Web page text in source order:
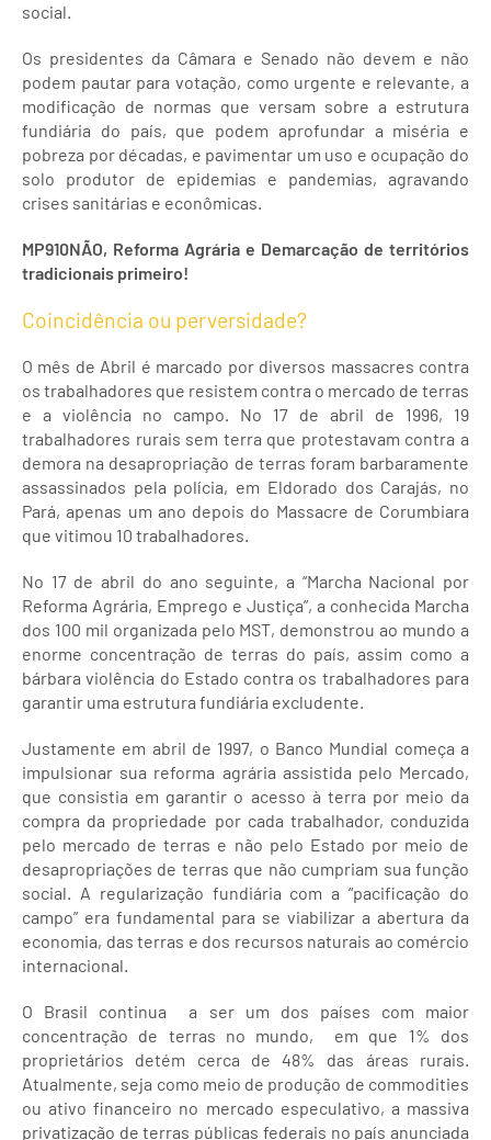
social.
Os presidentes da Câmara e Senado não devem e não
podem pautar para votação, como urgente e relevante, a
modificação de normas que versam sobre a estrutura
fundiária do país, que podem aprofundar a miséria e
pobreza por décadas, e pavimentar um uso e ocupação do
solo produtor de epidemias e pandemias, agravando
crises sanitárias e econômicas.
MP910NÃO, Reforma Agrária e Demarcação de territórios
tradicionais primeiro!
Coincidência ou perversidade?
O mês de Abril é marcado por diversos massacres contra
os trabalhadores que resistem contra o mercado de terras
e a violência no campo. No 17 de abril de 1996, 19
trabalhadores rurais sem terra que protestavam contra a
demora na desapropriação de terras foram barbaramente
assassinados pela polícia, em Eldorado dos Carajás, no
Pará, apenas um ano depois do Massacre de Corumbiara
que vitimou 10 trabalhadores.
No 17 de abril do ano seguinte, a “Marcha Nacional por
Reforma Agrária, Emprego e Justiça”, a conhecida Marcha
dos 100 mil organizada pelo MST, demonstrou ao mundo a
enorme concentração de terras do país, assim como a
bárbara violência do Estado contra os trabalhadores para
garantir uma estrutura fundiária excludente.
Justamente em abril de 1997, o Banco Mundial começa a
impulsionar sua reforma agrária assistida pelo Mercado,
que consistia em garantir o acesso à terra por meio da
compra da propriedade por cada trabalhador, conduzida
pelo mercado de terras e não pelo Estado por meio de
desapropriações de terras que não cumpriam sua função
social. A regularização fundiária com a “pacificação do
campo” era fundamental para se viabilizar a abertura da
economia, das terras e dos recursos naturais ao comércio
internacional.
O Brasil continua a ser um dos países com maior
concentração de terras no mundo, em que 1% dos
proprietários detém cerca de 48% das áreas rurais.
Atualmente, seja como meio de produção de commodities
ou ativo financeiro no mercado especulativo, a massiva
privatização de terras públicas federais no país anunciada